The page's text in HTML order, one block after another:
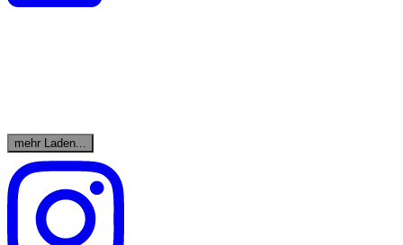
mehr Laden...